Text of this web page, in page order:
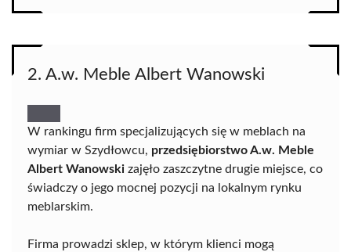
2. A.w. Meble Albert Wanowski
W rankingu firm specjalizujących się w meblach na
wymiar w Szydłowcu, przedsiębiorstwo A.w. Meble
Albert Wanowski zajęło zaszczytne drugie miejsce, co
świadczy o jego mocnej pozycji na lokalnym rynku
meblarskim.
Firma prowadzi sklep, w którym klienci mogą